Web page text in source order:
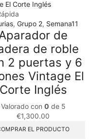
, Grupo 2, Semana11
de
de roble
2 puertas y 6
Vintage El
Corte Inglés
Valorado con 0 de 5
€1,300.00
EL PRODUCTO